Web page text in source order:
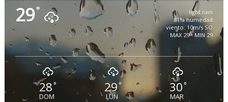
29°
light rain
81% humedad
viento: 10m/s SO
MAX 29 • MIN 29
28°
DOM
29 °
LUN
30°
MAR